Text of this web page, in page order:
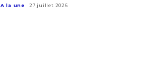
A la une 27 juillet 2026